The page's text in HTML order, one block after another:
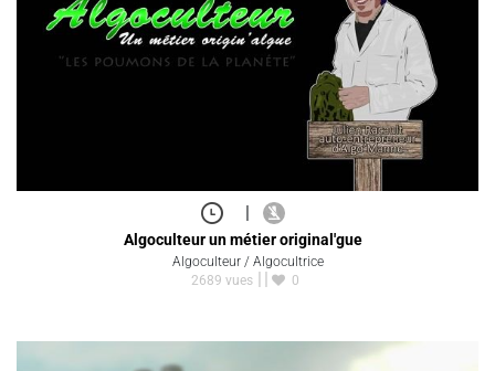
|
Algoculteur un métier original'gue
Algoculteur / Algocultrice
2689 vues
0